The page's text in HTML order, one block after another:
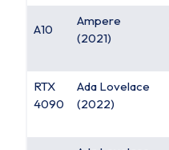
A10
Ampere
(2021)
RTX
4090
Ada Lovelace
(2022)